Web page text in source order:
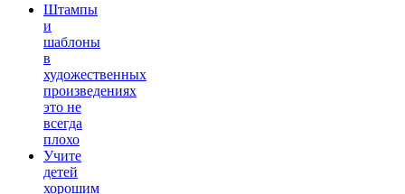
Штампы
и
шаблоны
в
художественных
произведениях
это не
всегда
плохо
Учите
детей
хорошим